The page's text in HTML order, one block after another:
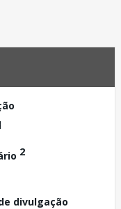
2
divulgação